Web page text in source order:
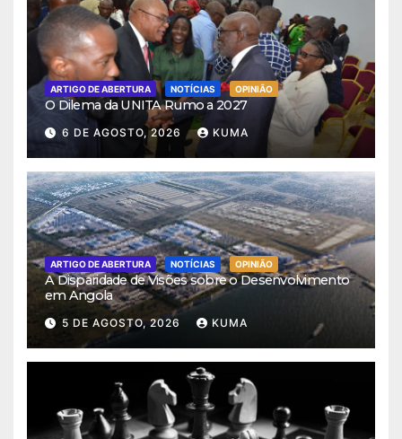
ARTIGO DE ABERTURA NOTÍCIAS OPINIÃO
O Dilema da UNITA Rumo a 2027
6 DE AGOSTO, 2026 KUMA
ARTIGO DE ABERTURA NOTÍCIAS OPINIÃO
A Disparidade de Visões sobre o Desenvolvimento
em Angola
5 DE AGOSTO, 2026 KUMA